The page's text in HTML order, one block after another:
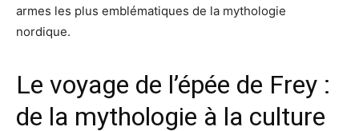
armes les plus emblématiques de la mythologie
nordique.
Le voyage de l’épée de Frey :
de la mythologie à la culture